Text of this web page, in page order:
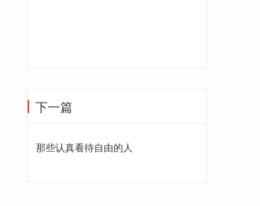
下一篇
那些认真看待自由的人